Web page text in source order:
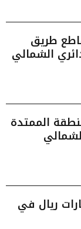
طريق
الشمالي
الممتدة
السعودية.. تضخ 8 مليارات ريال في